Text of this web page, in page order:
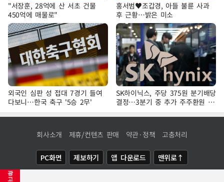
광
고
"서장훈, 28억에 산 서초 건물
450억에 매물로"
홍서범♥조갑경, 아들 불륜 사과
후 근황…밝은 미소
외국인 심판 성 접대 7경기 들여
다보니…한국 축구 '5승 2무'
SK하이닉스, 주당 375원 분기배당
결정…3분기 중 추가 주주환원 발
표
회사소개 제휴/컨텐츠 판매 약관·정책 고충처리
PC화면 제보하기 앱 다운로드 맨위로↑